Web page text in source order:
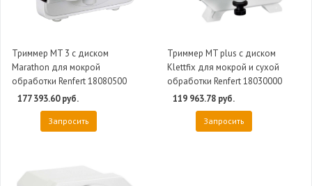
Триммер MT 3 с диском
Marathon для мокрой
обработки Renfert 18080500
177 393.60 руб.
Запросить
Триммер MT plus с диском
Klettfix для мокрой и сухой
обработки Renfert 18030000
119 963.78 руб.
Запросить